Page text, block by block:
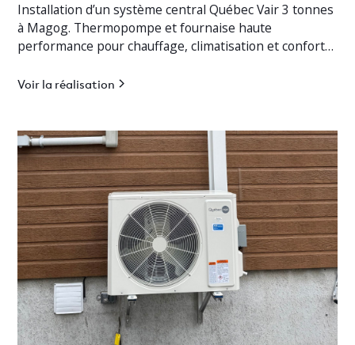
Installation d’un système central Québec Vair 3 tonnes
à Magog. Thermopompe et fournaise haute
performance pour chauffage, climatisation et confort
Voir la réalisation